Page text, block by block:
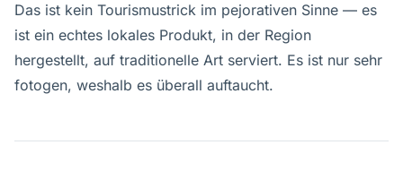
Das ist kein Tourismustrick im pejorativen Sinne — es
ist ein echtes lokales Produkt, in der Region
hergestellt, auf traditionelle Art serviert. Es ist nur sehr
fotogen, weshalb es überall auftaucht.